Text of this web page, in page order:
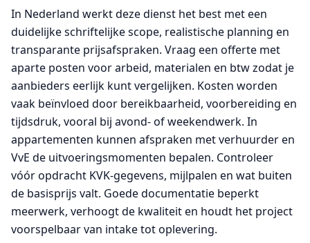
In Nederland werkt deze dienst het best met een
duidelijke schriftelijke scope, realistische planning en
transparante prijsafspraken. Vraag een offerte met
aparte posten voor arbeid, materialen en btw zodat je
aanbieders eerlijk kunt vergelijken. Kosten worden
vaak beïnvloed door bereikbaarheid, voorbereiding en
tijdsdruk, vooral bij avond- of weekendwerk. In
appartementen kunnen afspraken met verhuurder en
VvE de uitvoeringsmomenten bepalen. Controleer
vóór opdracht KVK-gegevens, mijlpalen en wat buiten
de basisprijs valt. Goede documentatie beperkt
meerwerk, verhoogt de kwaliteit en houdt het project
voorspelbaar van intake tot oplevering.